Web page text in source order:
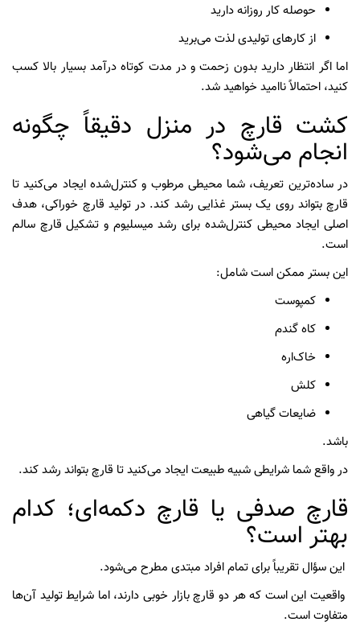
حوصله کار روزانه دارید
از کارهای تولیدی لذت می‌برید
اما اگر انتظار دارید بدون زحمت و در مدت کوتاه درآمد بسیار بالا کسب
کنید، احتمالاً ناامید خواهید شد.
کشت قارچ در منزل دقیقاً چگونه
انجام می‌شود؟
در ساده‌ترین تعریف، شما محیطی مرطوب و کنترل‌شده ایجاد می‌کنید تا
قارچ بتواند روی یک بستر غذایی رشد کند. در تولید قارچ خوراکی، هدف
اصلی ایجاد محیطی کنترل‌شده برای رشد میسلیوم و تشکیل قارچ سالم
است.
این بستر ممکن است شامل:
کمپوست
کاه گندم
خاک‌اره
کلش
ضایعات گیاهی
باشد.
در واقع شما شرایطی شبیه طبیعت ایجاد می‌کنید تا قارچ بتواند رشد کند.
قارچ صدفی یا قارچ دکمه‌ای؛ کدام
بهتر است؟
این سؤال تقریباً برای تمام افراد مبتدی مطرح می‌شود.
واقعیت این است که هر دو قارچ بازار خوبی دارند، اما شرایط تولید آن‌ها
متفاوت است.